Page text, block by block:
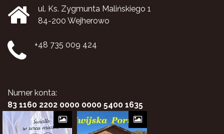
ul. Ks. Zygmunta Malińskiego 1
84-200 Wejherowo
+48 735 009 424
Numer konta:
83 1160 2202 0000 0000 5400 1635